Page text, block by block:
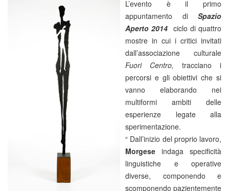
L’evento è il primo
appuntamento di Spazio
Aperto 2014 ciclo di quattro
mostre in cui i critici invitati
dall’associazione culturale
Fuori Centro, tracciano i
percorsi e gli obiettivi che si
vanno elaborando nei
multiformi ambiti delle
esperienze legate alla
sperimentazione.
“ Dall’inizio del proprio lavoro,
Morgese indaga specificità
linguistiche e operative
diverse, componendo e
scomponendo pazientemente